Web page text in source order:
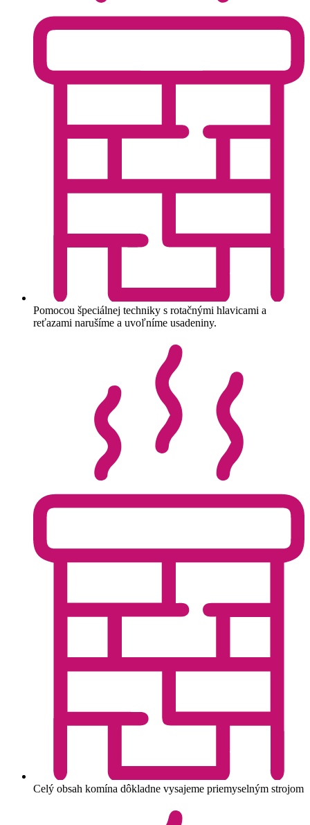
Pomocou špeciálnej techniky s rotačnými hlavicami a
reťazami narušíme a uvoľníme usadeniny.
Celý obsah komína dôkladne vysajeme priemyselným strojom